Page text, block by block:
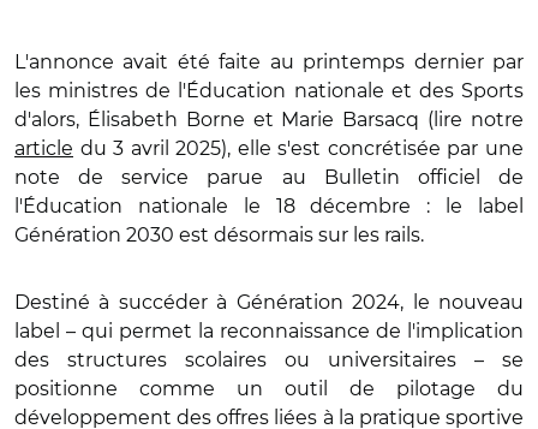
L'annonce avait été faite au printemps dernier par
les ministres de l'Éducation nationale et des Sports
d'alors, Élisabeth Borne et Marie Barsacq (lire notre
article du 3 avril 2025), elle s'est concrétisée par une
note de service parue au Bulletin officiel de
l'Éducation nationale le 18 décembre : le label
Génération 2030 est désormais sur les rails.
Destiné à succéder à Génération 2024, le nouveau
label – qui permet la reconnaissance de l'implication
des structures scolaires ou universitaires – se
positionne comme un outil de pilotage du
développement des offres liées à la pratique sportive